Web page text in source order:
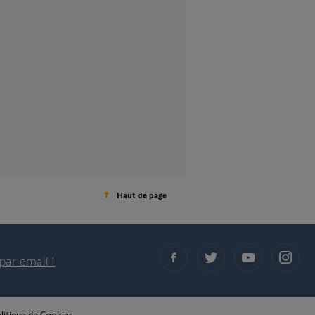
Haut de page
email !